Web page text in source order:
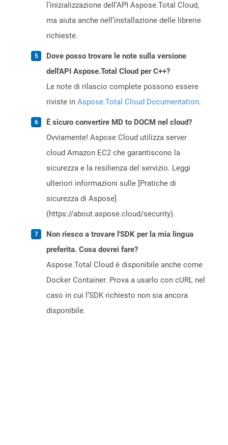
l’inizializzazione dell’API Aspose.Total Cloud,
ma aiuta anche nell’installazione delle librerie
richieste.
Dove posso trovare le note sulla versione
dell'API Aspose.Total Cloud per C++?
Le note di rilascio complete possono essere
riviste in Aspose.Total Cloud Documentation.
È sicuro convertire MD to DOCM nel cloud?
Ovviamente! Aspose Cloud utilizza server
cloud Amazon EC2 che garantiscono la
sicurezza e la resilienza del servizio. Leggi
ulteriori informazioni sulle [Pratiche di
sicurezza di Aspose]
(https://about.aspose.cloud/security).
Non riesco a trovare l'SDK per la mia lingua
preferita. Cosa dovrei fare?
Aspose.Total Cloud è disponibile anche come
Docker Container. Prova a usarlo con cURL nel
caso in cui l’SDK richiesto non sia ancora
disponibile.